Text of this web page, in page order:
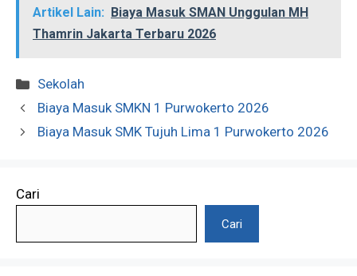
Artikel Lain:
Biaya Masuk SMAN Unggulan MH
Thamrin Jakarta Terbaru 2026
Kategori
Sekolah
Biaya Masuk SMKN 1 Purwokerto 2026
Biaya Masuk SMK Tujuh Lima 1 Purwokerto 2026
Cari
Cari